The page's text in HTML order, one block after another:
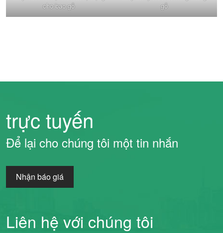
cho bao gỗ
gỗ
trực tuyến
Để lại cho chúng tôi một tin nhắn
Nhận báo giá
Liên hệ với chúng tôi